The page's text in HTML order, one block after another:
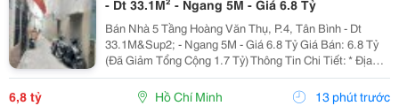
- Dt 33.1M² - Ngang 5M - Giá 6.8 Tỷ
Bán Nhà 5 Tầng Hoàng Văn Thụ, P.4, Tân Bình - Dt
33.1M&Sup2; - Ngang 5M - Giá 6.8 Tỷ Giá Bán: 6.8 Tỷ
(Đã Giảm Tổng Cộng 1.7 Tỷ) Thông Tin Chi Tiết: * Địa
Chỉ: Đường Hoàng Văn Thụ, P.4, Tân Bình. * Dt:
33.1M&Sup2;. * Kt: 5M X 6M, Nở Hậu. * Kết...
6,8 tỷ Hồ Chí Minh 13 phút trước